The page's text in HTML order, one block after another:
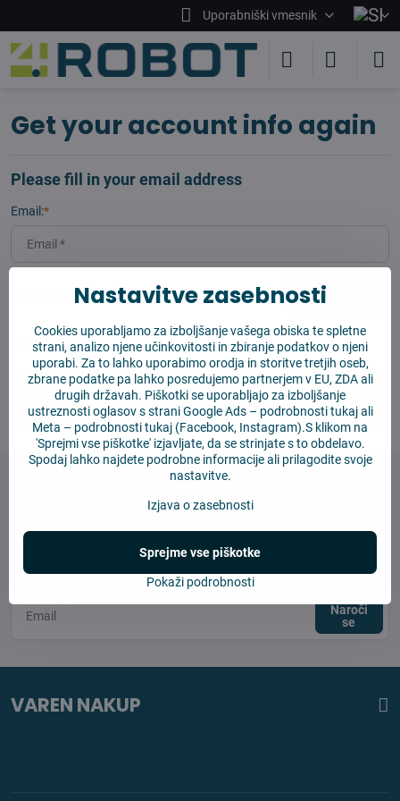
Uporabniški vmesnik
Get your account info again
Please fill in your email address
Email:*
Send details
Kontakt
info​@4robot​.si
Newsletter
Naroči
se
VAREN NAKUP
Nastavitve zasebnosti
Cookies uporabljamo za izboljšanje vašega obiska te spletne
strani, analizo njene učinkovitosti in zbiranje podatkov o njeni
uporabi. Za to lahko uporabimo orodja in storitve tretjih oseb,
zbrane podatke pa lahko posredujemo partnerjem v EU, ZDA ali
drugih državah. Piškotki se uporabljajo za izboljšanje
ustreznosti oglasov s strani Google Ads – podrobnosti tukajali
Meta – podrobnosti tukaj (Facebook, Instagram).S klikom na
'Sprejmi vse piškotke' izjavljate, da se strinjate s to obdelavo.
Spodaj lahko najdete podrobne informacije ali prilagodite svoje
nastavitve.
Izjava o zasebnosti
Pokaži podrobnosti
Sprejme vse piškotke